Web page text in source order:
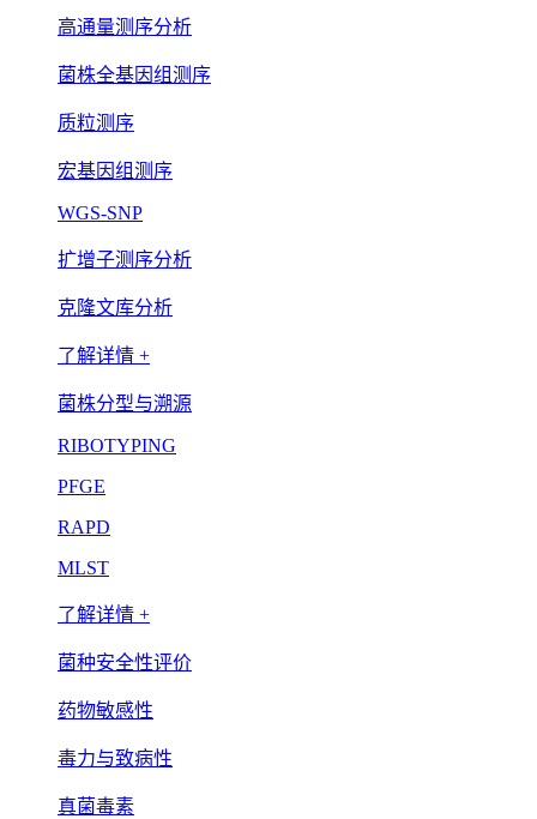
高通量测序分析
菌株全基因组测序
质粒测序
宏基因组测序
WGS-SNP
扩增子测序分析
克隆文库分析
了解详情 +
菌株分型与溯源
RIBOTYPING
PFGE
RAPD
MLST
了解详情 +
菌种安全性评价
药物敏感性
毒力与致病性
真菌毒素